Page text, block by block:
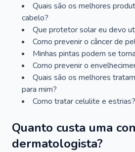
Quais são os melhores
cabelo?
Que protetor solar eu devo
Como prevenir o câncer de
Minhas pintas podem se
Como prevenir o
Quais são os melhores
para mim?
Como tratar celulite e estrias?
Quanto custa uma
dermatologista?